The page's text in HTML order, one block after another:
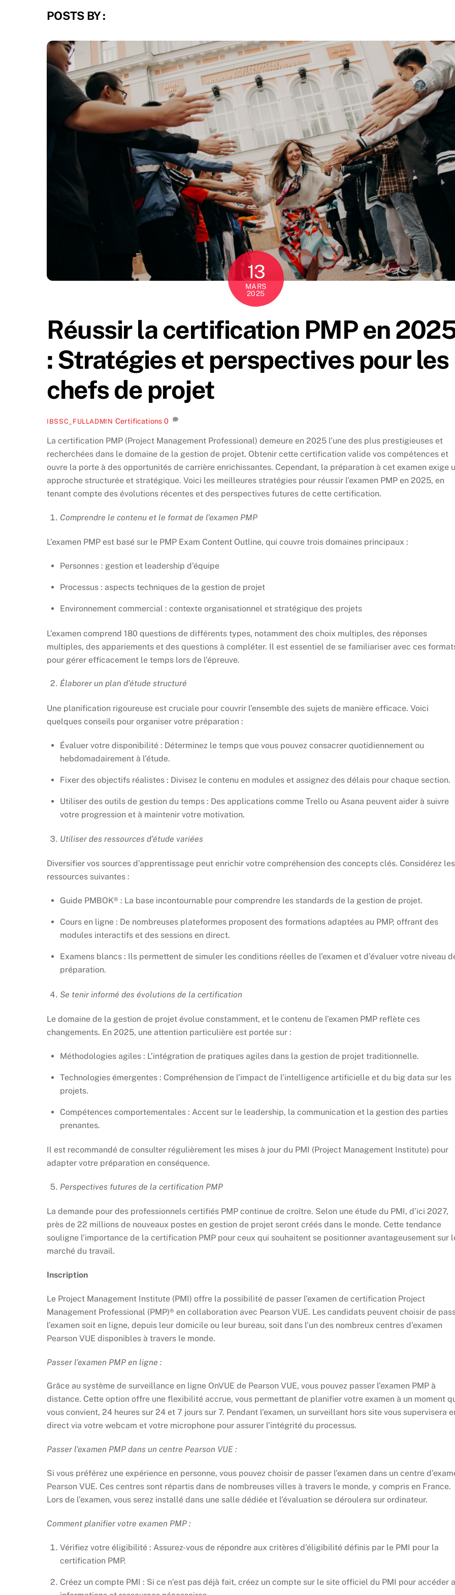
POSTS BY :
13
MARS
2025
Réussir la certification PMP en
: Stratégies et perspectives pour les
chefs de projet
IBSSC_FULLADMIN Certifications 0
La certification PMP (Project Management Professional) demeure en 2025 l’une des plus prestigieuses et
recherchées dans le domaine de la gestion de projet. Obtenir cette certification valide vos compétences et
ouvre la porte à des opportunités de carrière enrichissantes. Cependant, la préparation à cet examen exige
approche structurée et stratégique. Voici les meilleures stratégies pour réussir l’examen PMP en 2025, en
tenant compte des évolutions récentes et des perspectives futures de cette certification.
Comprendre le contenu et le format de l’examen PMP
L’examen PMP est basé sur le PMP Exam Content Outline, qui couvre trois domaines principaux :
Personnes : gestion et leadership d’équipe
Processus : aspects techniques de la gestion de projet
Environnement commercial : contexte organisationnel et stratégique des projets
L’examen comprend 180 questions de différents types, notamment des choix multiples, des réponses
multiples, des appariements et des questions à compléter. Il est essentiel de se familiariser avec ces
pour gérer efficacement le temps lors de l’épreuve.
Élaborer un plan d’étude structuré
Une planification rigoureuse est cruciale pour couvrir l’ensemble des sujets de manière efficace. Voici
quelques conseils pour organiser votre préparation :
Évaluer votre disponibilité : Déterminez le temps que vous pouvez consacrer quotidiennement ou
hebdomadairement à l’étude.
Fixer des objectifs réalistes : Divisez le contenu en modules et assignez des délais pour chaque section.
Utiliser des outils de gestion du temps : Des applications comme Trello ou Asana peuvent aider à suivre
votre progression et à maintenir votre motivation.
Utiliser des ressources d’étude variées
Diversifier vos sources d’apprentissage peut enrichir votre compréhension des concepts clés. Considérez les
ressources suivantes :
Guide PMBOK® : La base incontournable pour comprendre les standards de la gestion de projet.
Cours en ligne : De nombreuses plateformes proposent des formations adaptées au PMP, offrant des
modules interactifs et des sessions en direct.
Examens blancs : Ils permettent de simuler les conditions réelles de l’examen et d’évaluer votre niveau
préparation.
Se tenir informé des évolutions de la certification
Le domaine de la gestion de projet évolue constamment, et le contenu de l’examen PMP reflète ces
changements. En 2025, une attention particulière est portée sur :
Méthodologies agiles : L’intégration de pratiques agiles dans la gestion de projet traditionnelle.
Technologies émergentes : Compréhension de l’impact de l’intelligence artificielle et du big data sur les
projets.
Compétences comportementales : Accent sur le leadership, la communication et la gestion des parties
prenantes.
Il est recommandé de consulter régulièrement les mises à jour du PMI (Project Management Institute) pour
adapter votre préparation en conséquence.
Perspectives futures de la certification PMP
La demande pour des professionnels certifiés PMP continue de croître. Selon une étude du PMI, d’ici 2027,
près de 22 millions de nouveaux postes en gestion de projet seront créés dans le monde. Cette tendance
souligne l’importance de la certification PMP pour ceux qui souhaitent se positionner avantageusement sur
marché du travail.
Inscription
Le Project Management Institute (PMI) offre la possibilité de passer l’examen de certification Project
Management Professional (PMP)® en collaboration avec Pearson VUE. Les candidats peuvent choisir de
l’examen soit en ligne, depuis leur domicile ou leur bureau, soit dans l’un des nombreux centres d’examen
Pearson VUE disponibles à travers le monde.
Passer l’examen PMP en ligne :
Grâce au système de surveillance en ligne OnVUE de Pearson VUE, vous pouvez passer l’examen PMP à
distance. Cette option offre une flexibilité accrue, vous permettant de planifier votre examen à un moment
vous convient, 24 heures sur 24 et 7 jours sur 7. Pendant l’examen, un surveillant hors site vous supervisera
direct via votre webcam et votre microphone pour assurer l’intégrité du processus.
Passer l’examen PMP dans un centre Pearson VUE :
Si vous préférez une expérience en personne, vous pouvez choisir de passer l’examen dans un centre
Pearson VUE. Ces centres sont répartis dans de nombreuses villes à travers le monde, y compris en France.
Lors de l’examen, vous serez installé dans une salle dédiée et l’évaluation se déroulera sur ordinateur.
Comment planifier votre examen PMP :
Vérifiez votre éligibilité : Assurez-vous de répondre aux critères d’éligibilité définis par le PMI pour la
certification PMP.
Créez un compte PMI : Si ce n’est pas déjà fait, créez un compte sur le site officiel du PMI pour accéder